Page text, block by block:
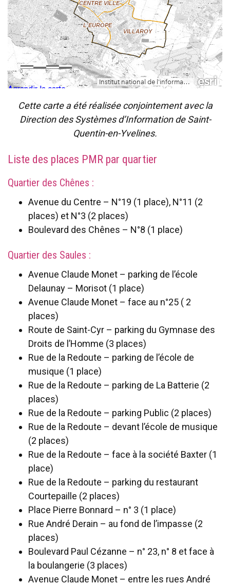
Agrandir la carte
Cette carte a été réalisée conjointement avec la
Direction des Systèmes d’Information de Saint-
Quentin-en-Yvelines.
Liste des places PMR par quartier
Quartier des Chênes :
Avenue du Centre – N°19 (1 place), N°11 (2
places) et N°3 (2 places)
Boulevard des Chênes – N°8 (1 place)
Quartier des Saules :
Avenue Claude Monet – parking de l’école
Delaunay – Morisot (1 place)
Avenue Claude Monet – face au n°25 ( 2
places)
Route de Saint-Cyr – parking du Gymnase des
Droits de l’Homme (3 places)
Rue de la Redoute – parking de l’école de
musique (1 place)
Rue de la Redoute – parking de La Batterie (2
places)
Rue de la Redoute – parking Public (2 places)
Rue de la Redoute – devant l’école de musique
(2 places)
Rue de la Redoute – face à la société Baxter (1
place)
Rue de la Redoute – parking du restaurant
Courtepaille (2 places)
Place Pierre Bonnard – n° 3 (1 place)
Rue André Derain – au fond de l’impasse (2
places)
Boulevard Paul Cézanne – n° 23, n° 8 et face à
la boulangerie (3 places)
Avenue Claude Monet – entre les rues André